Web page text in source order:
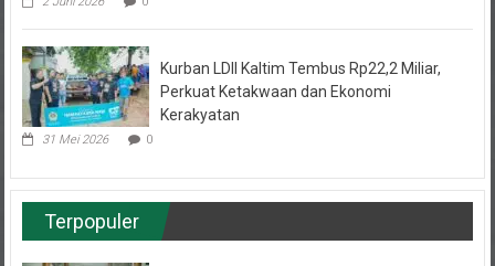
Perkuat Ketakwaan dan Ekonomi
Kerakyatan
31 Mei 2026 0
Terpopuler